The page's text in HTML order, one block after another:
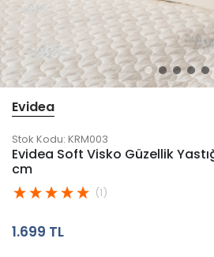
Evidea
Stok Kodu: KRM003
Evidea Soft Visko Güzellik
cm
(1)
1.699 TL